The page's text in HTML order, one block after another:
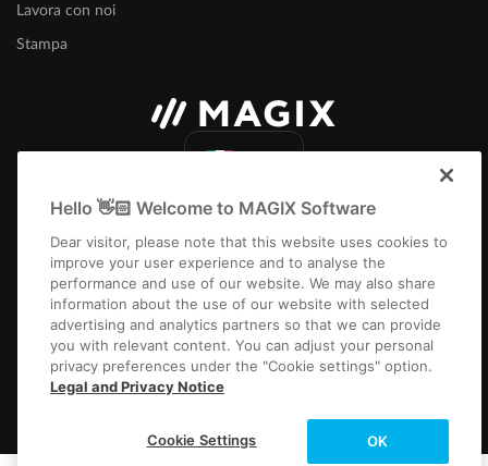
Lavora con noi
Stampa
Note legaliCGCCondizioni del concorsoInformativa sulla privacy
Impostazioni cookieEULAPagamento / SpedizioneRecedere dal contratto
Copyright © 2003-2026 MAGIX. The mentioned product names may be
registered trademarks of their respective owners.
Hello 👋🏻 Welcome to MAGIX Software
Dear visitor, please note that this website uses cookies to
improve your user experience and to analyse the
performance and use of our website. We may also share
information about the use of our website with selected
advertising and analytics partners so that we can provide
you with relevant content. You can adjust your personal
privacy preferences under the "Cookie settings" option.
Legal and Privacy Notice
OK
Cookie Settings